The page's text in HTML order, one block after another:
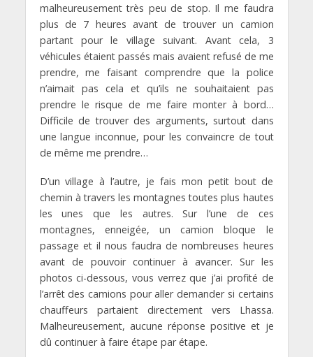
malheureusement très peu de stop. Il me faudra
plus de 7 heures avant de trouver un camion
partant pour le village suivant. Avant cela, 3
véhicules étaient passés mais avaient refusé de me
prendre, me faisant comprendre que la police
n’aimait pas cela et qu’ils ne souhaitaient pas
prendre le risque de me faire monter à bord…
Difficile de trouver des arguments, surtout dans
une langue inconnue, pour les convaincre de tout
de même me prendre…
D’un village à l’autre, je fais mon petit bout de
chemin à travers les montagnes toutes plus hautes
les unes que les autres. Sur l’une de ces
montagnes, enneigée, un camion bloque le
passage et il nous faudra de nombreuses heures
avant de pouvoir continuer à avancer. Sur les
photos ci-dessous, vous verrez que j’ai profité de
l’arrêt des camions pour aller demander si certains
chauffeurs partaient directement vers Lhassa.
Malheureusement, aucune réponse positive et je
dû continuer à faire étape par étape.